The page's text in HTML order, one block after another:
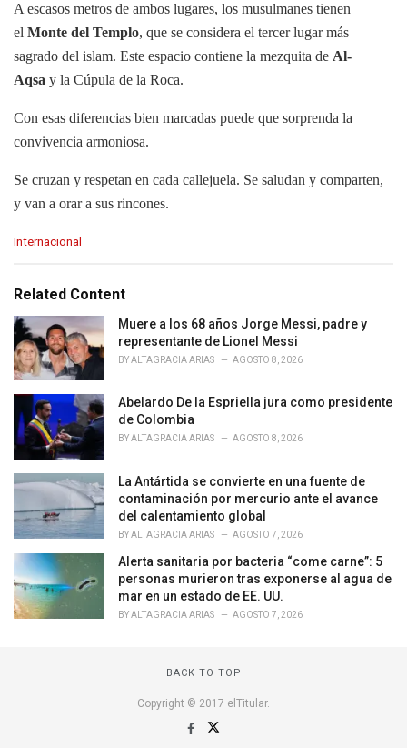
A escasos metros de ambos lugares, los musulmanes tienen
el Monte del Templo, que se considera el tercer lugar más
sagrado del islam. Este espacio contiene la mezquita de Al-
Aqsa y la Cúpula de la Roca.
Con esas diferencias bien marcadas puede que sorprenda la
convivencia armoniosa.
Se cruzan y respetan en cada callejuela. Se saludan y comparten,
y van a orar a sus rincones.
C
e
o
i
e
Internacional
Related Content
Muere a los 68 años Jorge Messi, padre y
representante de Lionel Messi
BYALTAGRACIA ARIAS AGOSTO 8, 2026
Abelardo De la Espriella jura como presidente
de Colombia
BYALTAGRACIA ARIAS AGOSTO 8, 2026
La Antártida se convierte en una fuente de
contaminación por mercurio ante el avance
del calentamiento global
BYALTAGRACIA ARIAS AGOSTO 7, 2026
Alerta sanitaria por bacteria “come carne”: 5
personas murieron tras exponerse al agua de
mar en un estado de EE. UU.
BYALTAGRACIA ARIAS AGOSTO 7, 2026
BACK TO TOP
Copyright © 2017 elTitular.